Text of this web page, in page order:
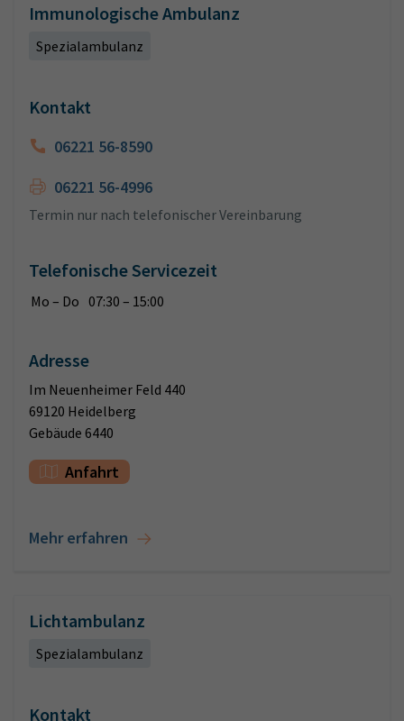
Immunologische Ambulanz
Spezialambulanz
Kontakt
06221 56-8590
06221 56-4996
Termin nur nach telefonischer Vereinbarung
Telefonische Servicezeit
Mo – Do 07:30 – 15:00
Adresse
Im Neuenheimer Feld 440
69120 Heidelberg
Gebäude 6440
Anfahrt
Mehr erfahren
Lichtambulanz
Spezialambulanz
Kontakt